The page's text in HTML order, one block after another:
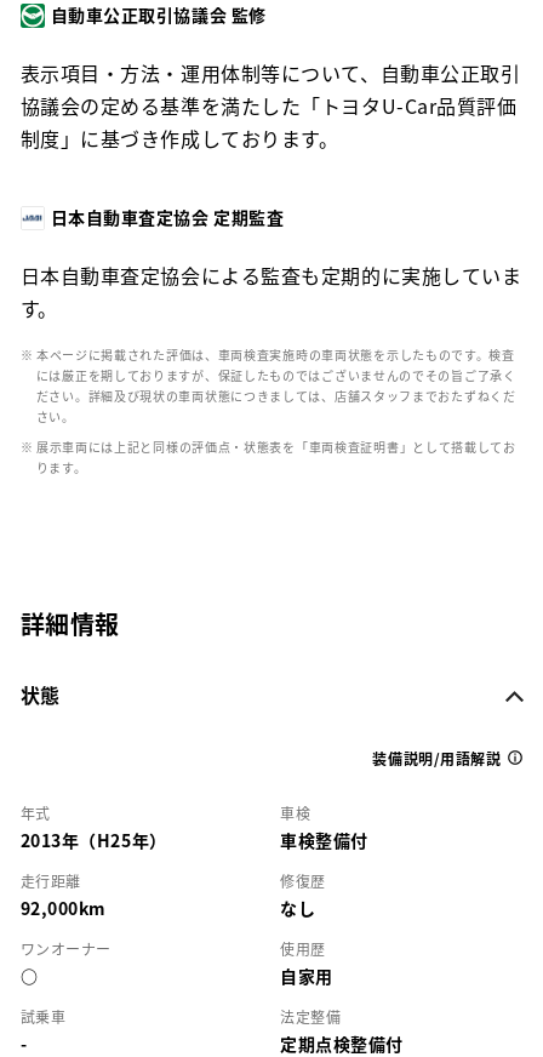
自動車公正取引協議会 監修
表示項目・方法・運用体制等について、自動車公正取引
協議会の定める基準を満たした「トヨタU-Car品質評価
制度」に基づき作成しております。
日本自動車査定協会 定期監査
日本自動車査定協会による監査も定期的に実施していま
す。
※ 本ページに掲載された評価は、車両検査実施時の車両状態を示したものです。検査
には厳正を期しておりますが、保証したものではございませんのでその旨ご了承く
ださい。詳細及び現状の車両状態につきましては、店舗スタッフまでおたずねくだ
さい。
※ 展示車両には上記と同様の評価点・状態表を「車両検査証明書」として搭載してお
ります。
詳細情報
状態
装備説明/用語解説
年式
2013年（H25年）
車検
車検整備付
走行距離
92,000km
修復歴
なし
ワンオーナー
○
使用歴
自家用
試乗車
-
法定整備
定期点検整備付